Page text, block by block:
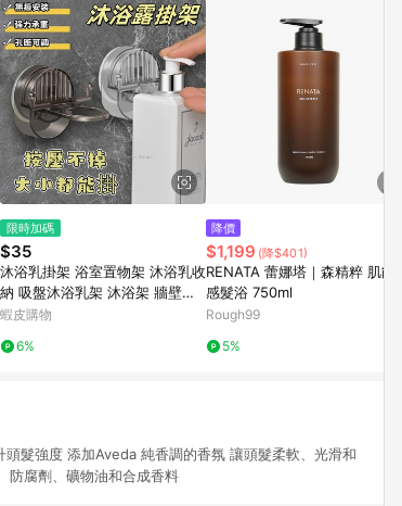
限時加碼
$35
沐浴乳掛架 浴室置物架 沐浴乳收
納 吸盤沐浴乳架 沐浴架 牆壁置
物架 洗髮精架 沐浴乳掛勾 浴室
蝦皮購物
6%
降價
$1,199 (降$401)
RENATA 蕾娜塔｜森精粹 肌能水
感髮浴 750ml
Rough99
5%
髮強度 添加Aveda 純香調的香氛 讓頭髮柔軟、光滑和
防腐劑、礦物油和合成香料